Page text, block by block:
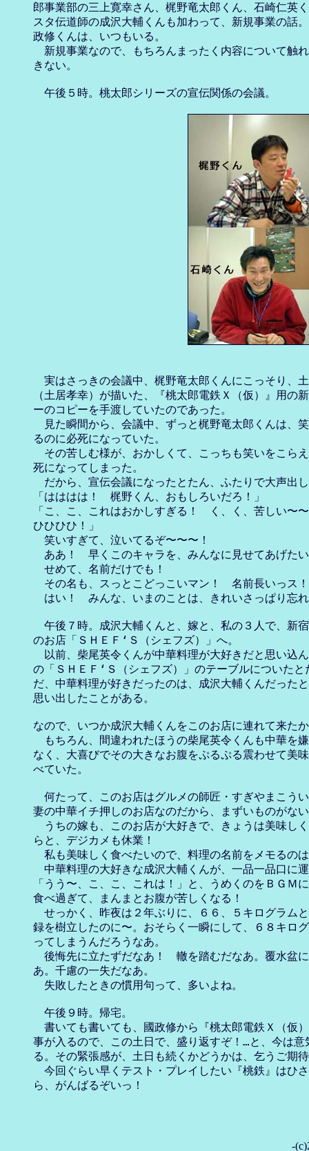
郎事業部の三上寛幸さん、梶野竜太郎くん、石崎仁英
スタ伝道師の成沢大輔くんも加わって、新規事業の話
政修くんは、いつもいる。
新規事業なので、もちろんまったく内容について触
きない。
実はさっきの会議中、梶野竜太郎くんにこっそり、
（土居孝幸）が描いた、『桃太郎電鉄Ｘ（仮）』用の
ーのコピーを手渡していたのであった。
見た瞬間から、会議中、ずっと梶野竜太郎くんは、
るのに必死になっていた。
その苦しむ様が、おかしくて、こっちも笑いをこら
死になってしまった。
だから、宣伝会議になったとたん、ふたりで大声出
「はははは！　梶野くん、おもしろいだろ！」
「こ、こ、これはおかしすぎる！　く、く、苦しい〜
ひひひひ！」
笑いすぎて、泣いてるぞ〜〜〜！
ああ！　早くこのキャラを、みんなに見せてあげた
せめて、名前だけでも！
その名も、スっとこどっこいマン！　名前長いっス！
はい！　みんな、いまのことは、きれいさっぱり忘
午後７時。成沢大輔くんと、嫁と、私の３人で、新
のお店「ＳＨＥＦ‘Ｓ（シェフズ）」へ。
以前、柴尾英令くんが中華料理が大好きだと思い込
の「ＳＨＥＦ‘Ｓ（シェフズ）」のテーブルについたと
だ、中華料理が好きだったのは、成沢大輔くんだった
思い出したことがある。
なので、いつか成沢大輔くんをこのお店に連れて来た
もちろん、間違われたほうの柴尾英令くんも中華を
なく、大喜びでその大きなお腹をぷるぷる震わせて美
べていた。
何たって、このお店はグルメの師匠・すぎやまこう
妻の中華イチ押しのお店なのだから、まずいものがな
うちの嫁も、このお店が大好きで、きょうは美味し
らと、デジカメも休業！
私も美味しく食べたいので、料理の名前をメモるの
中華料理の大好きな成沢大輔くんが、一品一品口に
「うう〜、こ、こ、これは！」と、うめくのをＢＧＭ
食べ過ぎて、まんまとお腹が苦しくなる！
せっかく、昨夜は２年ぶりに、６６、５キログラム
録を樹立したのに〜。おそらく一瞬にして、６８キロ
ってしまうんだろうなあ。
後悔先に立たずだなあ！　轍を踏むだなあ。覆水盆
あ。千慮の一失だなあ。
失敗したときの慣用句って、多いよね。
午後９時。帰宅。
書いても書いても、國政修から『桃太郎電鉄Ｘ（仮
事が入るので、この土日で、盛り返すぞ！…と、今は意
る。その緊張感が、土日も続くかどうかは、乞うご期
今回ぐらい早くテスト・プレイしたい『桃鉄』はひ
-